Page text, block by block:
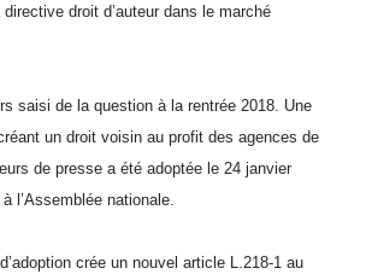
directive droit d’auteur dans le marché
saisi de la question à la rentrée 2018. Une
un droit voisin au profit des agences de
de presse a été adoptée le 24 janvier
l’Assemblée nationale.
crée un nouvel article L.218-1 au